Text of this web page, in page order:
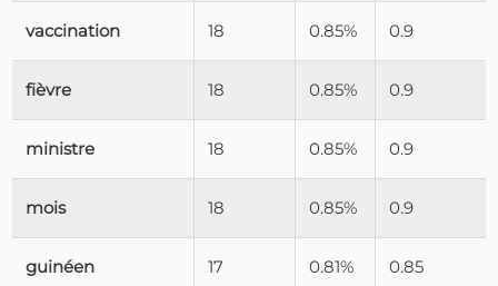
vaccination 18 0.85% 0.9
fièvre 18 0.85% 0.9
ministre 18 0.85% 0.9
mois 18 0.85% 0.9
guinéen 17 0.81% 0.85